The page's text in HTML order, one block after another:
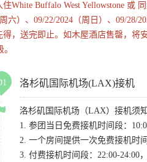
White Buffalo West Yellowstone 或
六）、09/22/2024（周日）、09/
，送完即止。如木屋酒店售罄，将
洛杉矶国际机场(LAX)接机
洛杉矶国际机场（LAX）接机须
1. 参团当日免费接机时间段：
2. 一个房间提供一次免费接机时
3. 付费接机时间段：22:00-24:00